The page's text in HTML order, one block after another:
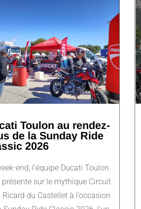
Toulon au rendez-
de la Sunday Ride
2026
end, l’équipe Ducati Toulon
sur le mythique Circuit
Ricard du Castellet à l’occasion